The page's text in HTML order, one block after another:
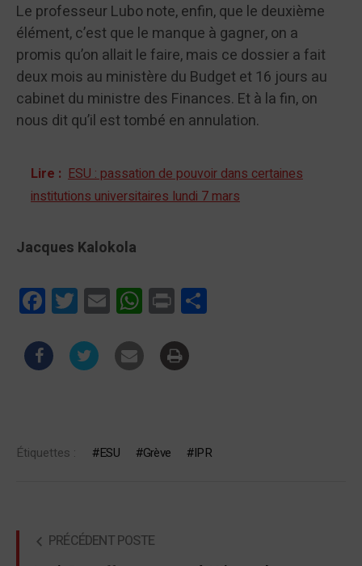
Le professeur Lubo note, enfin, que le deuxième
élément, c’est que le manque à gagner, on a
promis qu’on allait le faire, mais ce dossier a fait
deux mois au ministère du Budget et 16 jours au
cabinet du ministre des Finances. Et à la fin, on
nous dit qu’il est tombé en annulation.
Lire : ESU : passation de pouvoir dans certaines
institutions universitaires lundi 7 mars
Jacques Kalokola
FacebookTwitterEmail WhatsApp
Print
Étiquettes : ESU Grève IPR
PRÉCÉDENT POSTE